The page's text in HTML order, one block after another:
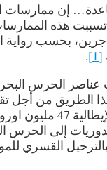
إن
تسببت هذه
بحسب رواية
[1]
.
عناصر الحرس
الطريق من أجل
الوافدين على السواحل الإيطالية بأي ثمن. بين عامي 2011 و
إلى الحرس
بالترحيل القسري